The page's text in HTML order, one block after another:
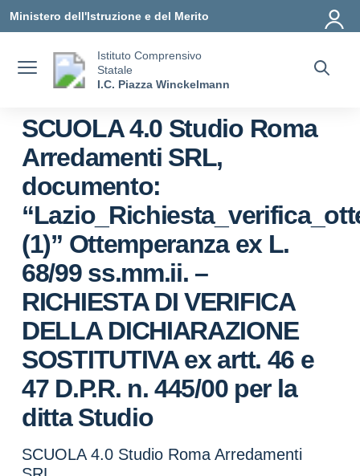
Ministero dell'Istruzione e del Merito
Istituto Comprensivo
Statale
I.C. Piazza Winckelmann
SCUOLA 4.0 Studio Roma
Arredamenti SRL,
documento:
(1)” Ottemperanza ex L.
68/99 ss.mm.ii. –
RICHIESTA DI VERIFICA
DELLA DICHIARAZIONE
SOSTITUTIVA ex artt. 46 e
47 D.P.R. n. 445/00 per la
ditta Studio
SCUOLA 4.0 Studio Roma Arredamenti